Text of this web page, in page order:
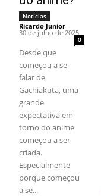
Notícias
Ricardo Junior -
30 de julho de 2025
0
Desde que
começou a se
falar de
Gachiakuta, uma
grande
expectativa em
torno do anime
começou a ser
criada.
Especialmente
porque começou
a se...